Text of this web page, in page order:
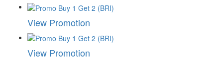
View Promotion
View Promotion